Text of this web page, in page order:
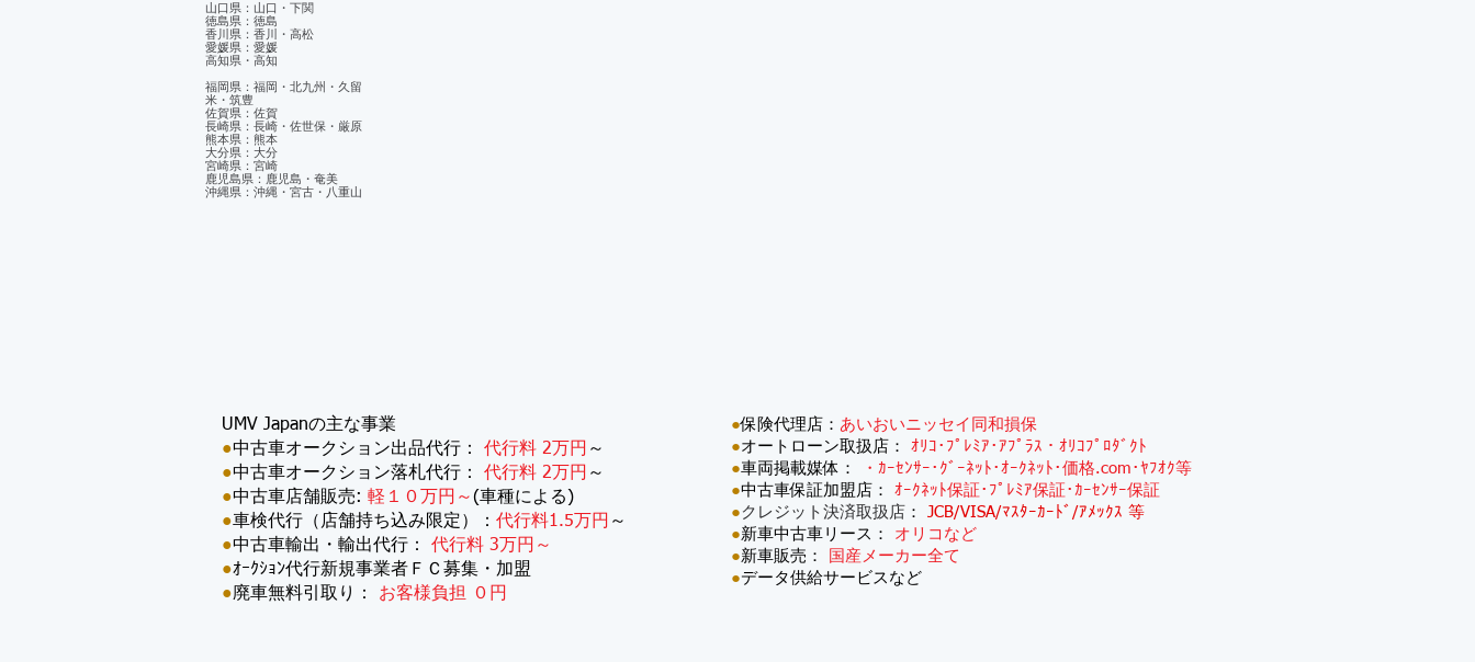
山口県：山口・下関
徳島県：徳島
香川県：香川・高松
愛媛県：愛媛
​高知県・高知
福岡県：福岡・北九州・久留
米・筑豊
佐賀県：佐賀
長崎県：長崎・佐世保・厳原
熊本県：熊本
大分県：大分
宮崎県：宮崎
鹿児島県：鹿児島・奄美
沖縄県：沖縄・宮古・八重山
UMV Japanの主な事業
●中古車オークション出品代行： 代行料 2万円 ～
●中古車オークション落札代行： 代行料 2万円 ～
●中古車店舗販売: 軽１０万円～(車種による)
●車検代行（店舗持ち込み限定）： 代行料1.5万円 ～
●中古車輸出・輸出代行： 代行料 3万円～
●ｵｰｸｼｮﾝ代行新規事業者ＦＣ募集・加盟
●廃車無料引取り： お客様負担 ０円
●保険代理店： あいおいニッセイ同和損保
●オートローン取扱店： ｵﾘｺ･ﾌﾟﾚﾐｱ･ｱﾌﾟﾗｽ・ｵﾘｺﾌﾟﾛﾀﾞｸﾄ
●車両掲載媒体：
・ｶｰｾﾝｻｰ･ｸﾞｰﾈｯﾄ･ｵｰｸﾈｯﾄ･価格.com･ﾔﾌｵｸ等
●中古車保証加盟店： ｵｰｸﾈｯﾄ保証･ﾌﾟﾚﾐｱ保証･ｶｰｾﾝｻｰ保証
● クレジット決済取扱店 ： JCB/VISA/ﾏｽﾀｰｶｰﾄﾞ/ｱﾒｯｸｽ 等
●新車中古車リース：
オリコなど
●新車販売：
国産メーカー全て
●データ供給サービスなど